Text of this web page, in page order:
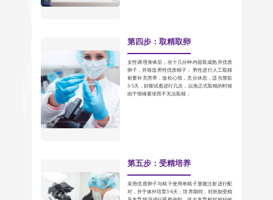
第四步：取精取卵
女性调理身体后，在十几分钟内提取成熟并优质
卵子，并筛选男性优质精子； 男性进行人工取精
前要补充营养，放松心情，充分休息，适当禁欲
3-5天，好能试着进行几次，以免正式取精的时候
由于情绪紧张而不无法取精；
第五步：受精培养
采用优质卵子与精子使用单精子显微注射进行配
对，并于体外培育3-6天；培养期间，对胚胎受精